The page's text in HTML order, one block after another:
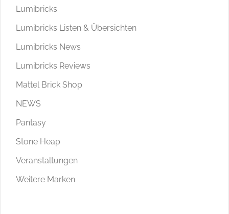
Lumibricks
Lumibricks Listen & Übersichten
Lumibricks News
Lumibricks Reviews
Mattel Brick Shop
NEWS
Pantasy
Stone Heap
Veranstaltungen
Weitere Marken